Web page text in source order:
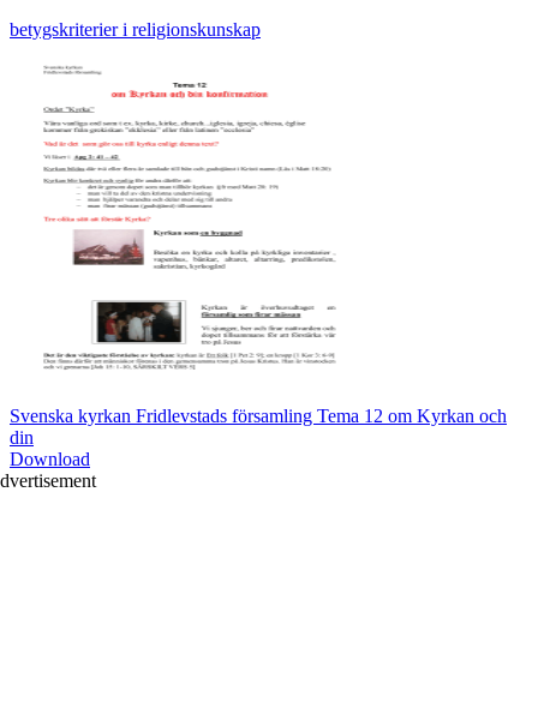
betygskriterier i religionskunskap
Svenska kyrkan Fridlevstads församling Tema 12 om Kyrkan och
din
Download